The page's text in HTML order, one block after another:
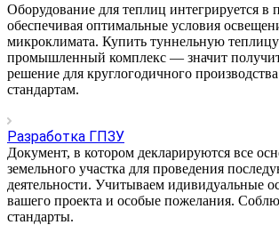
Оборудование для теплиц интегрируется в
обеспечивая оптимальные условия
микроклимата. Купить туннельную теплицу
промышленный комплекс — значит
решение для круглогодичного
стандартам.
Разработка ГПЗУ
Документ, в котором декларируются все
земельного участка для проведения
деятельности. Учитываем идивидуальные
вашего проекта и особые пожелания.
стандарты.